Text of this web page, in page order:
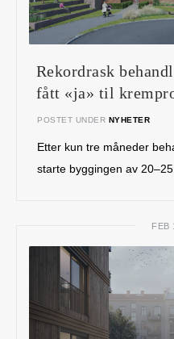
Rekordrask
fått «ja» til
POSTET UNDER NYHETER
Etter kun tre måneder
starte byggingen av
FEB